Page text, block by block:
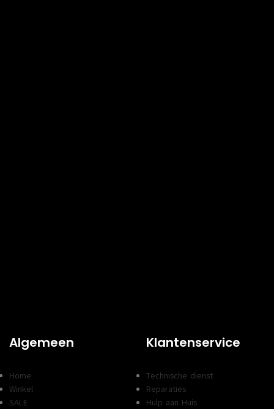
Algemeen
Home
Winkel
SALE
Klantenservice
Technische dienst
Reparaties
Hulp aan Huis